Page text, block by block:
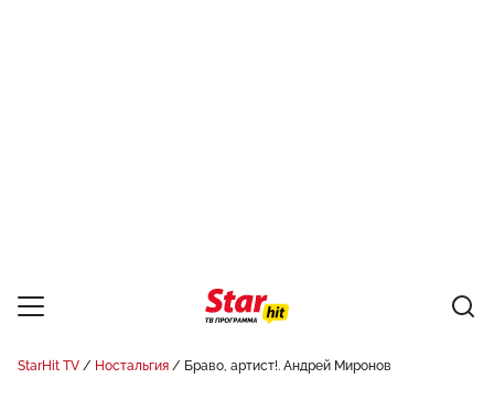
StarHit TV Ностальгия Браво, артист!. Андрей Миронов